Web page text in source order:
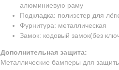
алюминиевую раму
Подкладка: полиэстер для
Фурнитура: металлическая
Замок: кодовый замок(без
Дополнительная защита:
Металлические бамперы для